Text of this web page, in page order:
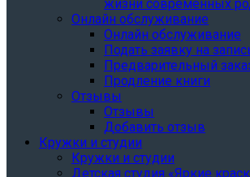
жизни современных
Онлайн обслуживание
Онлайн обслуживание
Подать заявку на
Предварительный
Продление книги
Отзывы
Отзывы
Добавить отзыв
Кружки и студии
Кружки и студии
Детская студия «Яркие